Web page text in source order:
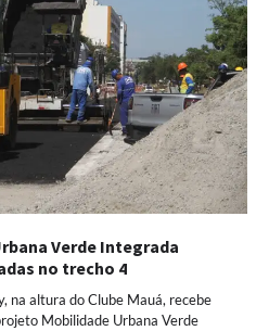
Verde Integrada
no trecho 4
na altura do Clube Mauá, recebe
Mobilidade Urbana Verde